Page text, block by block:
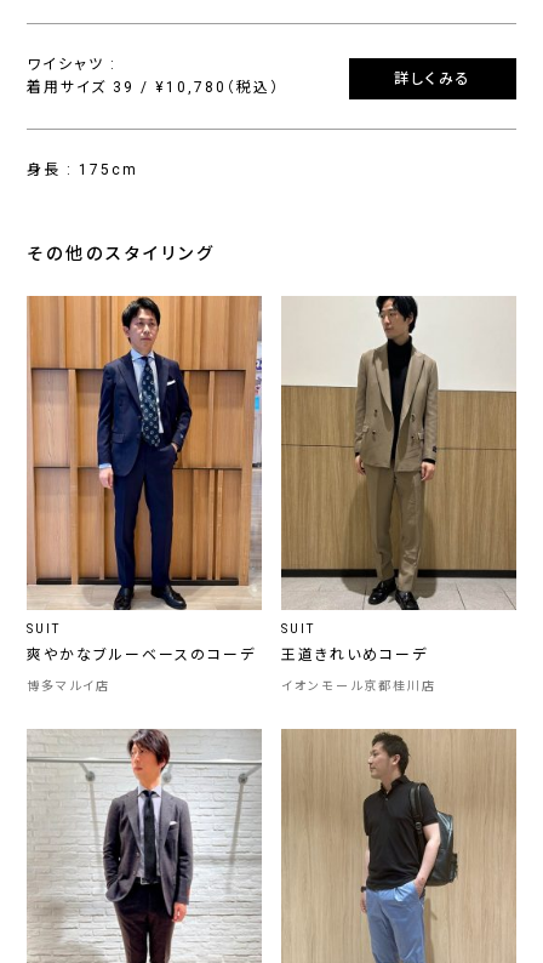
ワイシャツ :
着用サイズ 39 / ¥10,780（税込）
詳しくみる
身長 : 175cm
その他のスタイリング
SUIT
爽やかなブルーベースのコーデ
博多マルイ店
SUIT
王道きれいめコーデ
イオンモール京都桂川店